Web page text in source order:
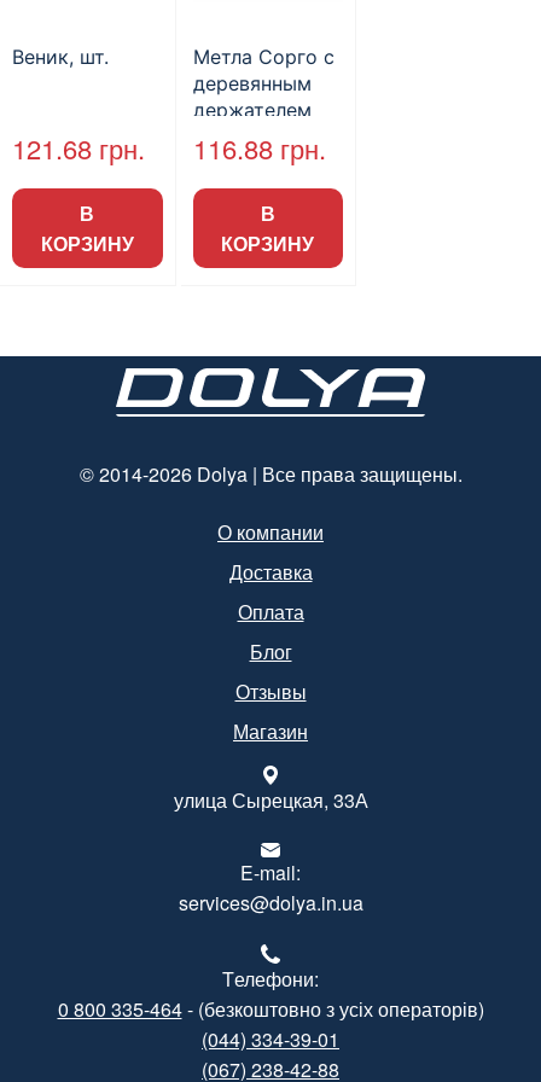
Веник, шт.
121.68 грн.
В
КОРЗИНУ
Метла Сорго с
деревянным
держателем
(1.2м)
116.88 грн.
В
КОРЗИНУ
© 2014-2026 Dolya | Все права защищены.
О компании
Доставка
Оплата
Блог
Отзывы
Магазин
улица Сырецкая, 33А
E-mail:
services@dolya.in.ua
Tелефони:
0 800 335-464- (безкоштовно з усіх операторів)
(044) 334-39-01
(067) 238-42-88